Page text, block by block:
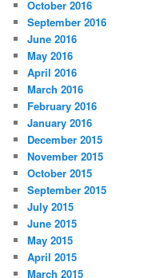
October 2016
September 2016
June 2016
May 2016
April 2016
March 2016
February 2016
January 2016
December 2015
November 2015
October 2015
September 2015
July 2015
June 2015
May 2015
April 2015
March 2015